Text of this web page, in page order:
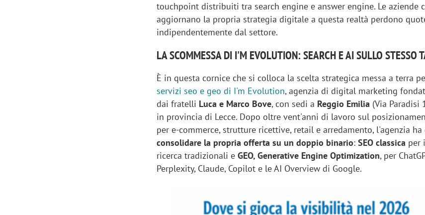
touchpoint distribuiti tra search engine e answer engine. Le aziende
aggiornano la propria strategia digitale a questa realtà perdono
indipendentemente dal settore.
LA SCOMMESSA DI I'M EVOLUTION: SEARCH E AI SULLO STESSO
È in questa cornice che si colloca la scelta strategica messa a terra
servizi seo e geo di I'm Evolution, agenzia di digital marketing
dai fratelli Luca e Marco Bove, con sedi a Reggio Emilia (Via Paradisi
in provincia di Lecce. Dopo oltre vent'anni di lavoro sul
per e-commerce, strutture ricettive, retail e arredamento, l'agenzia ha
consolidare la propria offerta su un doppio binario:SEO classica per
ricerca tradizionali eGEO, Generative Engine Optimization, per
Perplexity, Claude, Copilot e le AI Overview di Google.